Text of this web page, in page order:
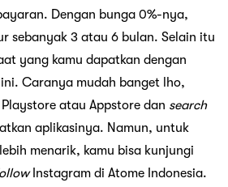
Dengan bunga 0%-nya,
sebanyak 3 atau 6 bulan. Selain itu
yang kamu dapatkan dengan
Caranya mudah banget lho,
atau Appstore dan search
aplikasinya. Namun, untuk
menarik, kamu bisa kunjungi
Instagram di Atome Indonesia.